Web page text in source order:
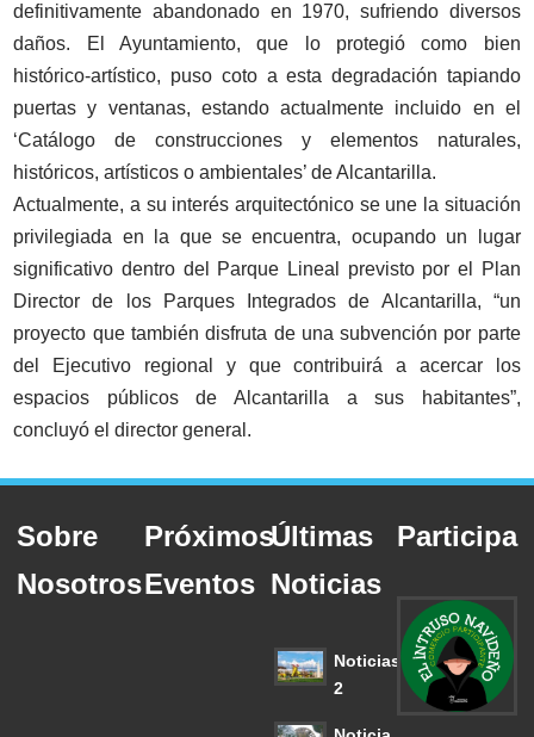
definitivamente abandonado en 1970, sufriendo diversos
daños. El Ayuntamiento, que lo protegió como bien
histórico-artístico, puso coto a esta degradación tapiando
puertas y ventanas, estando actualmente incluido en el
‘Catálogo de construcciones y elementos naturales,
históricos, artísticos o ambientales’ de Alcantarilla.
Actualmente, a su interés arquitectónico se une la situación
privilegiada en la que se encuentra, ocupando un lugar
significativo dentro del Parque Lineal previsto por el Plan
Director de los Parques Integrados de Alcantarilla, “un
proyecto que también disfruta de una subvención por parte
del Ejecutivo regional y que contribuirá a acercar los
espacios públicos de Alcantarilla a sus habitantes”,
concluyó el director general.
Sobre
Nosotros
Próximos
Eventos
Últimas
Noticias
Noticias
2
Participa